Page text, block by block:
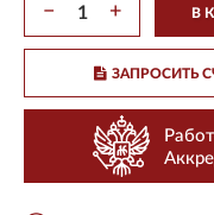
− + В
ЗАПРОСИТЬ